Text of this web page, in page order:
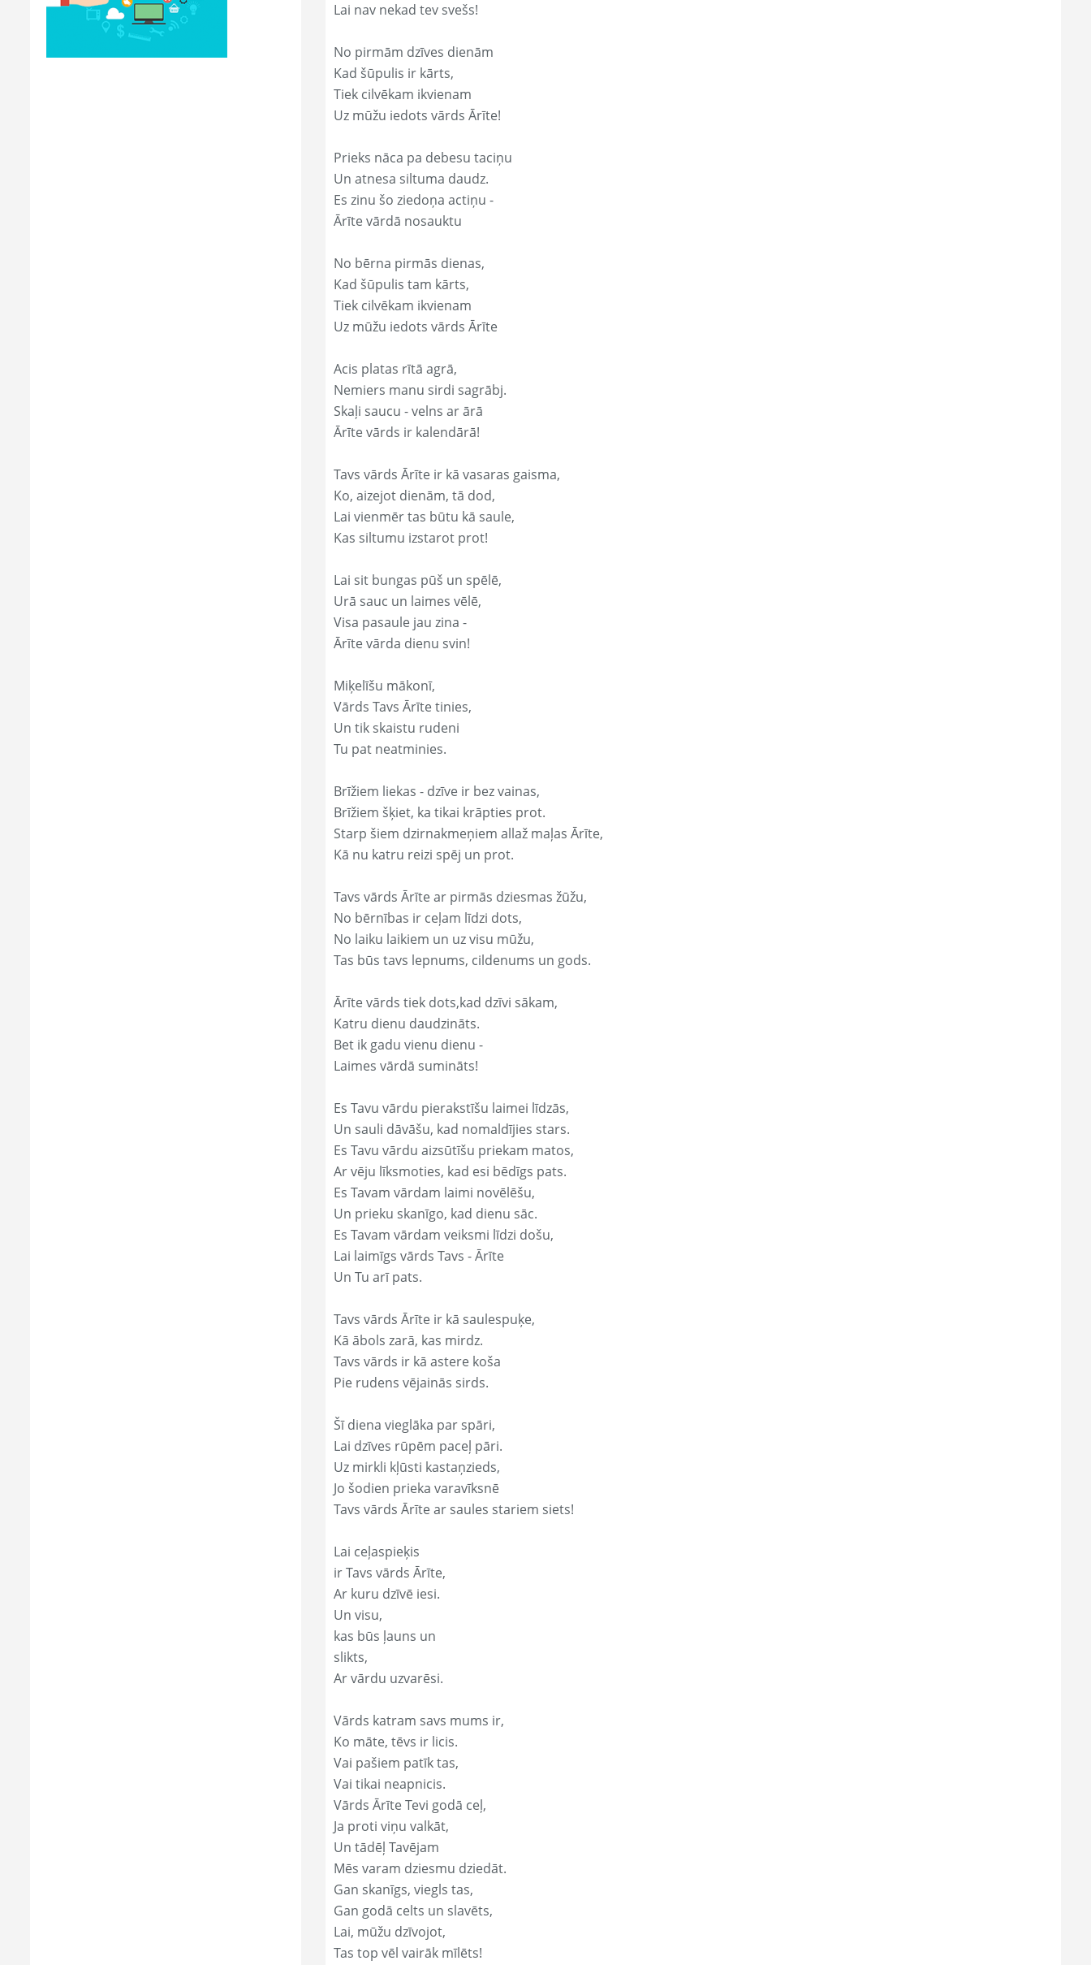
Lai nav nekad tev svešs!
No pirmām dzīves dienām
Kad šūpulis ir kārts,
Tiek cilvēkam ikvienam
Uz mūžu iedots vārds Ārīte!
Prieks nāca pa debesu taciņu
Un atnesa siltuma daudz.
Es zinu šo ziedoņa actiņu -
Ārīte vārdā nosauktu
No bērna pirmās dienas,
Kad šūpulis tam kārts,
Tiek cilvēkam ikvienam
Uz mūžu iedots vārds Ārīte
Acis platas rītā agrā,
Nemiers manu sirdi sagrābj.
Skaļi saucu - velns ar ārā
Ārīte vārds ir kalendārā!
Tavs vārds Ārīte ir kā vasaras gaisma,
Ko, aizejot dienām, tā dod,
Lai vienmēr tas būtu kā saule,
Kas siltumu izstarot prot!
Lai sit bungas pūš un spēlē,
Urā sauc un laimes vēlē,
Visa pasaule jau zina -
Ārīte vārda dienu svin!
Miķelīšu mākonī,
Vārds Tavs Ārīte tinies,
Un tik skaistu rudeni
Tu pat neatminies.
Brīžiem liekas - dzīve ir bez vainas,
Brīžiem šķiet, ka tikai krāpties prot.
Starp šiem dzirnakmeņiem allaž maļas Ārīte,
Kā nu katru reizi spēj un prot.
Tavs vārds Ārīte ar pirmās dziesmas žūžu,
No bērnības ir ceļam līdzi dots,
No laiku laikiem un uz visu mūžu,
Tas būs tavs lepnums, cildenums un gods.
Ārīte vārds tiek dots,kad dzīvi sākam,
Katru dienu daudzināts.
Bet ik gadu vienu dienu -
Laimes vārdā sumināts!
Es Tavu vārdu pierakstīšu laimei līdzās,
Un sauli dāvāšu, kad nomaldījies stars.
Es Tavu vārdu aizsūtīšu priekam matos,
Ar vēju līksmoties, kad esi bēdīgs pats.
Es Tavam vārdam laimi novēlēšu,
Un prieku skanīgo, kad dienu sāc.
Es Tavam vārdam veiksmi līdzi došu,
Lai laimīgs vārds Tavs - Ārīte
Un Tu arī pats.
Tavs vārds Ārīte ir kā saulespuķe,
Kā ābols zarā, kas mirdz.
Tavs vārds ir kā astere koša
Pie rudens vējainās sirds.
Šī diena vieglāka par spāri,
Lai dzīves rūpēm paceļ pāri.
Uz mirkli kļūsti kastaņzieds,
Jo šodien prieka varavīksnē
Tavs vārds Ārīte ar saules stariem siets!
Lai ceļaspieķis
ir Tavs vārds Ārīte,
Ar kuru dzīvē iesi.
Un visu,
kas būs ļauns un
slikts,
Ar vārdu uzvarēsi.
Vārds katram savs mums ir,
Ko māte, tēvs ir licis.
Vai pašiem patīk tas,
Vai tikai neapnicis.
Vārds Ārīte Tevi godā ceļ,
Ja proti viņu valkāt,
Un tādēļ Tavējam
Mēs varam dziesmu dziedāt.
Gan skanīgs, viegls tas,
Gan godā celts un slavēts,
Lai, mūžu dzīvojot,
Tas top vēl vairāk mīlēts!